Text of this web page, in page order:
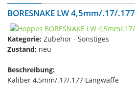
BORESNAKE LW 4,5mm/.17/.177
Kategorie: Zubehör - Sonstiges
Zustand: neu
Beschreibung:
Kaliber 4,5mm/.17/.177 Langwaffe